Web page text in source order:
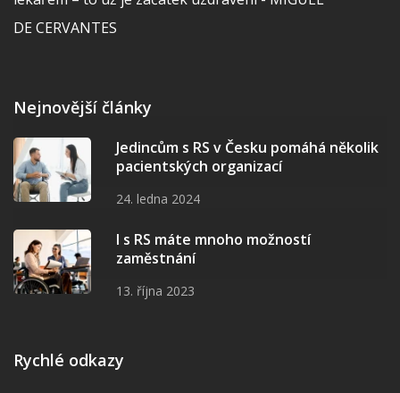
DE CERVANTES
Nejnovější články
Jedincům s RS v Česku pomáhá několik
pacientských organizací
24. ledna 2024
I s RS máte mnoho možností
zaměstnání
13. října 2023
Rychlé odkazy